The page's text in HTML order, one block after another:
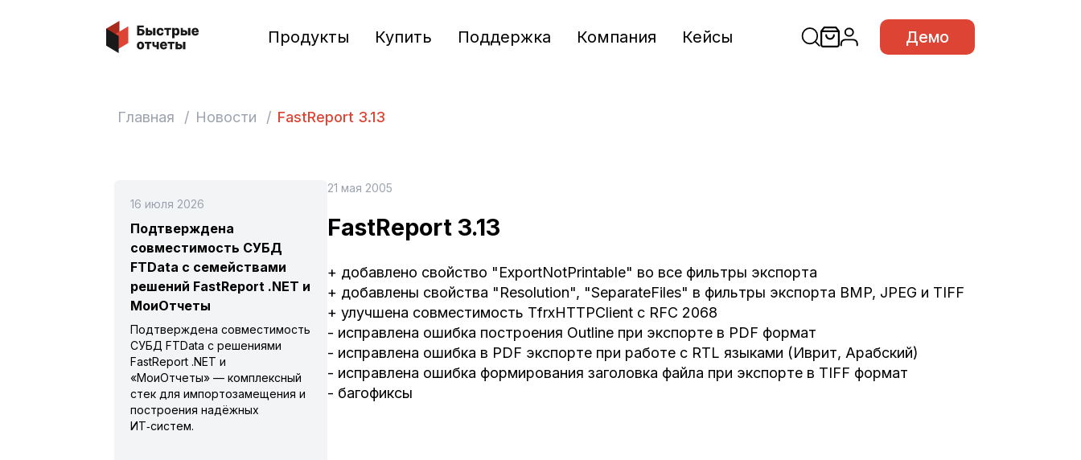
Быстрые отчеты Продукты Купить Поддержка Компания Кейсы Демо
Главная / Новости / FastReport 3.13
21 мая 2005
FastReport 3.13
+ добавлено свойство "ExportNotPrintable" во все фильтры экспорта
+ добавлены свойства "Resolution", "SeparateFiles" в фильтры экспорта BMP, JPEG и TIFF
+ улучшена совместимость TfrxHTTPClient с RFC 2068
- исправлена ошибка построения Outline при экспорте в PDF формат
- исправлена ошибка в PDF экспорте при работе с RTL языками (Иврит, Арабский)
- исправлена ошибка формирования заголовка файла при экспорте в TIFF формат
- багофиксы
16 июля 2026
Подтверждена
совместимость СУБД
FTData с семействами
решений FastReport .NET и
МоиОтчеты
Подтверждена совместимость
СУБД FTData с решениями
FastReport .NET и
«МоиОтчеты» — комплексный
стек для импортозамещения и
построения надёжных
ИТ‑систем.